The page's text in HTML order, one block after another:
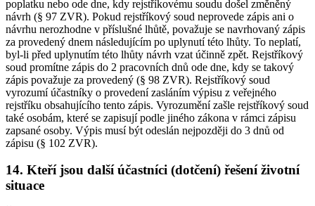
poplatku nebo ode dne, kdy rejstříkovému soudu došel změněný
návrh (§ 97 ZVR). Pokud rejstříkový soud neprovede zápis ani o
návrhu nerozhodne v příslušné lhůtě, považuje se navrhovaný zápis
za provedený dnem následujícím po uplynutí této lhůty. To neplatí,
byl-li před uplynutím této lhůty návrh vzat účinně zpět. Rejstříkový
soud promítne zápis do 2 pracovních dnů ode dne, kdy se takový
zápis považuje za provedený (§ 98 ZVR). Rejstříkový soud
vyrozumí účastníky o provedení zasláním výpisu z veřejného
rejstříku obsahujícího tento zápis. Vyrozumění zašle rejstříkový soud
také osobám, které se zapisují podle jiného zákona v rámci zápisu
zapsané osoby. Výpis musí být odeslán nejpozději do 3 dnů od
zápisu (§ 102 ZVR).
14. Kteří jsou další účastníci (dotčení) řešení životní
situace